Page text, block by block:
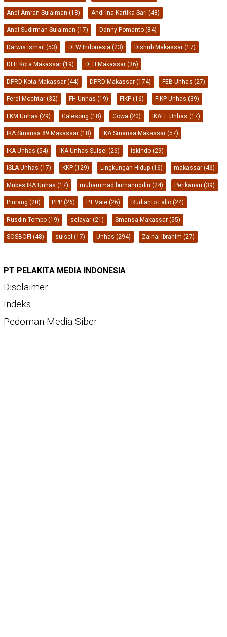
Andi Amran Sulaiman (18) Andi Ina Kartika Sari (48)
Andi Sudirman Sulaiman (17) Danny Pomanto (84)
Darwis Ismail (53) DFW Indonesia (23) Dishub Makassar (17)
DLH Kota Makassar (19) DLH Makassar (36)
DPRD Kota Makassar (44) DPRD Makassar (174) FEB Unhas (27)
Ferdi Mochtar (32) FH Unhas (19) FIKP (16) FIKP Unhas (39)
FKM Unhas (29) Galesong (18) Gowa (20) IKAFE Unhas (17)
IKA Smansa 89 Makassar (18) IKA Smansa Makassar (57)
IKA Unhas (54) IKA Unhas Sulsel (26) iskindo (29)
ISLA Unhas (17) KKP (129) Lingkungan Hidup (16) makassar (46)
Mubes IKA Unhas (17) muhammad burhanuddin (24) Perikanan (39)
Pinrang (20) PPP (26) PT Vale (26) Rudianto Lallo (24)
Rusdin Tompo (19) selayar (21) Smansa Makassar (55)
SOSBOFI (48) sulsel (17) Unhas (294) Zainal Ibrahim (27)
PT PELAKITA MEDIA INDONESIA
Disclaimer
Indeks
Pedoman Media Siber